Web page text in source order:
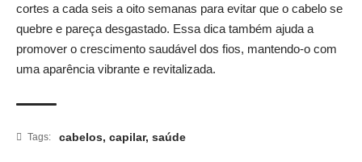
cortes a cada seis a oito semanas para evitar que o cabelo se
quebre e pareça desgastado. Essa dica também ajuda a
promover o crescimento saudável dos fios, mantendo-o com
uma aparência vibrante e revitalizada.
Tags: cabelos, capilar, saúde